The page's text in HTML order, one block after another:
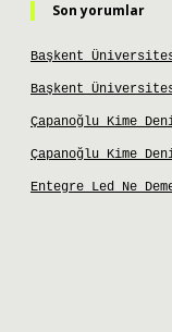
Son yorumlar
Başkent
Başkent
Çapanoğlu Kime
Çapanoğlu Kime
Entegre Led Ne